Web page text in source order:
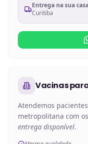
Entrega na sua
Curitiba
Vacinas
Atendemos
metropolitana com
entrega disponível.